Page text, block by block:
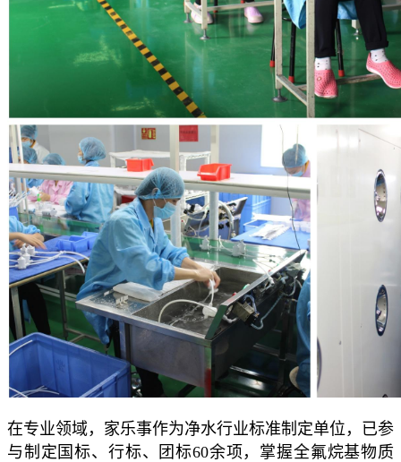
在专业领域，家乐事作为净水行业标准制定单位，已参
与制定国标、行标、团标60余项，掌握全氟烷基物质